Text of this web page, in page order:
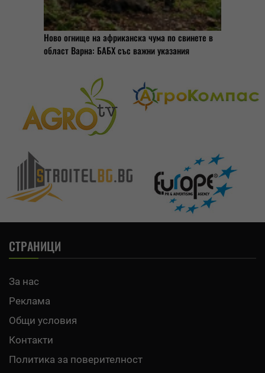
Ново огнище на африканска чума по свинете в
област Варна: БАБХ със важни указания
СТРАНИЦИ
За нас
Реклама
Общи условия
Контакти
Политика за поверителност